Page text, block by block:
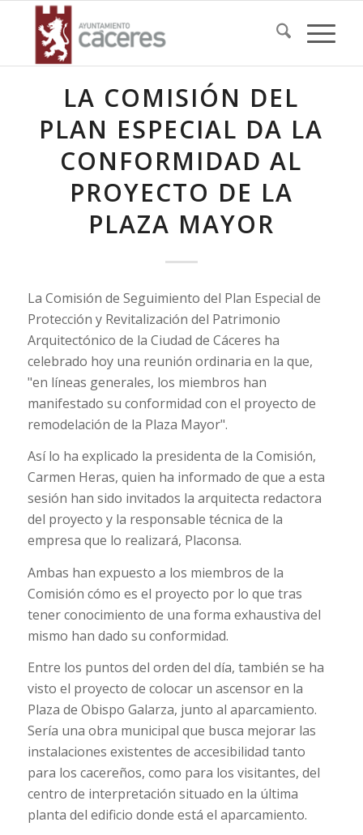
LA COMISIÓN DEL
PLAN ESPECIAL DA LA
CONFORMIDAD AL
PROYECTO DE LA
PLAZA MAYOR
La Comisión de Seguimiento del Plan Especial de
Protección y Revitalización del Patrimonio
Arquitectónico de la Ciudad de Cáceres ha
celebrado hoy una reunión ordinaria en la que,
"en líneas generales, los miembros han
manifestado su conformidad con el proyecto de
remodelación de la Plaza Mayor".
Así lo ha explicado la presidenta de la Comisión,
Carmen Heras, quien ha informado de que a esta
sesión han sido invitados la arquitecta redactora
del proyecto y la responsable técnica de la
empresa que lo realizará, Placonsa.
Ambas han expuesto a los miembros de la
Comisión cómo es el proyecto por lo que tras
tener conocimiento de una forma exhaustiva del
mismo han dado su conformidad.
Entre los puntos del orden del día, también se ha
visto el proyecto de colocar un ascensor en la
Plaza de Obispo Galarza, junto al aparcamiento.
Sería una obra municipal que busca mejorar las
instalaciones existentes de accesibilidad tanto
para los cacereños, como para los visitantes, del
centro de interpretación situado en la última
planta del edificio donde está el aparcamiento.